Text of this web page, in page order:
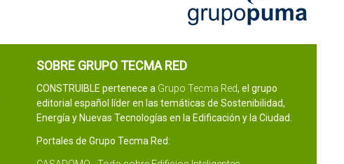
SOBRE GRUPO TECMA RED
CONSTRUIBLE pertenece a Grupo Tecma Red, el grupo
editorial español líder en las temáticas de Sostenibilidad,
Energía y Nuevas Tecnologías en la Edificación y la Ciudad.
Portales de Grupo Tecma Red: